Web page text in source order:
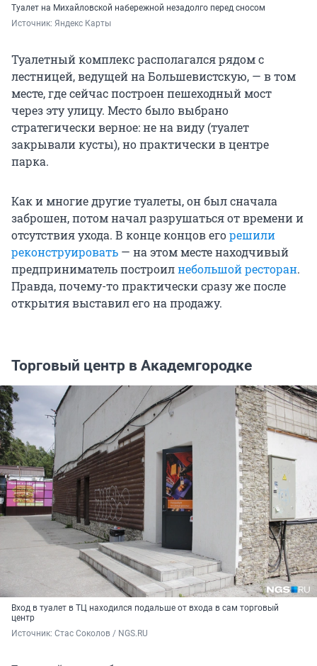
Туалет на Михайловской набережной незадолго перед сносом
Источник: Яндекс Карты
Туалетный комплекс располагался рядом с
лестницей, ведущей на Большевистскую, — в том
месте, где сейчас построен пешеходный мост
через эту улицу. Место было выбрано
стратегически верное: не на виду (туалет
закрывали кусты), но практически в центре
парка.
Как и многие другие туалеты, он был сначала
заброшен, потом начал разрушаться от времени и
отсутствия ухода. В конце концов егорешили
реконструировать — на этом месте находчивый
предприниматель построилнебольшой ресторан.
Правда, почему-то практически сразу же после
открытия выставил его на продажу.
Торговый центр в Академгородке
Вход в туалет в ТЦ находился подальше от входа в сам торговый
центр
Источник: Стас Соколов / NGS.RU